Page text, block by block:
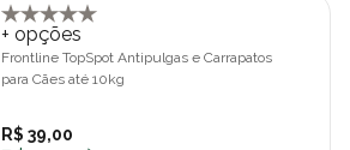
+ opções
Frontline TopSpot Antipulgas e Carrapatos
para Cães até 10kg
R$ 39,00